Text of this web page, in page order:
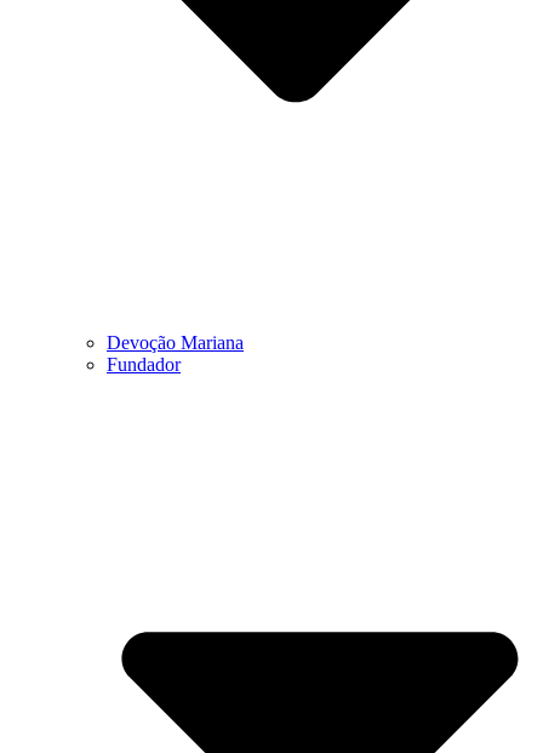
Devoção Mariana
Fundador